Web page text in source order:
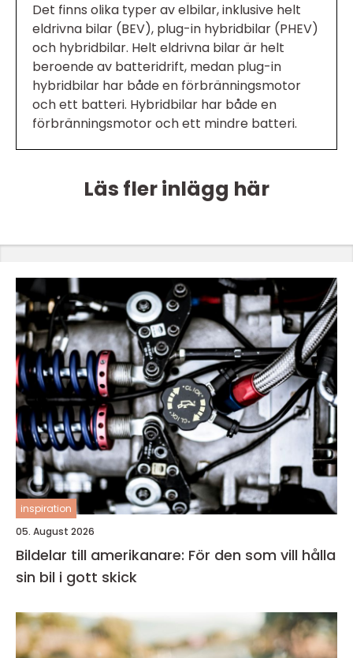
Det finns olika typer av elbilar, inklusive helt
eldrivna bilar (BEV), plug-in hybridbilar (PHEV)
och hybridbilar. Helt eldrivna bilar är helt
beroende av batteridrift, medan plug-in
hybridbilar har både en förbränningsmotor
och ett batteri. Hybridbilar har både en
förbränningsmotor och ett mindre batteri.
Läs fler inlägg här
inspiration
05. August 2026
Bildelar till amerikanare: För den som vill hålla
sin bil i gott skick